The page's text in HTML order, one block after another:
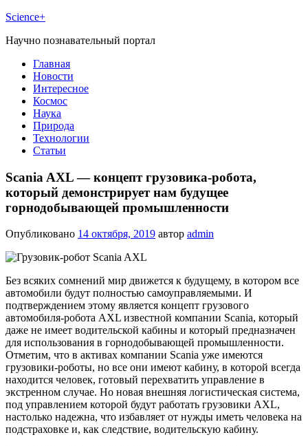
Science+
Научно познавательный портал
Главная
Новости
Интересное
Космос
Наука
Природа
Технологии
Статьи
Scania AXL — концепт грузовика-робота,
который демонстрирует нам будущее
горнодобывающей промышленности
Опубликовано 14 октября, 2019 автор admin
Без всяких сомнений мир движется к будущему, в котором все
автомобили будут полностью самоуправляемыми. И
подтверждением этому является концепт грузового
автомобиля-робота AXL известной компании Scania, который
даже не имеет водительской кабины и который предназначен
для использования в горнодобывающей промышленности.
Отметим, что в активах компании Scania уже имеются
грузовики-роботы, но все они имеют кабину, в которой всегда
находится человек, готовый перехватить управление в
экстренном случае. Но новая внешняя логистическая система,
под управлением которой будут работать грузовики AXL,
настолько надежна, что избавляет от нужды иметь человека на
подстраховке и, как следствие, водительскую кабину.